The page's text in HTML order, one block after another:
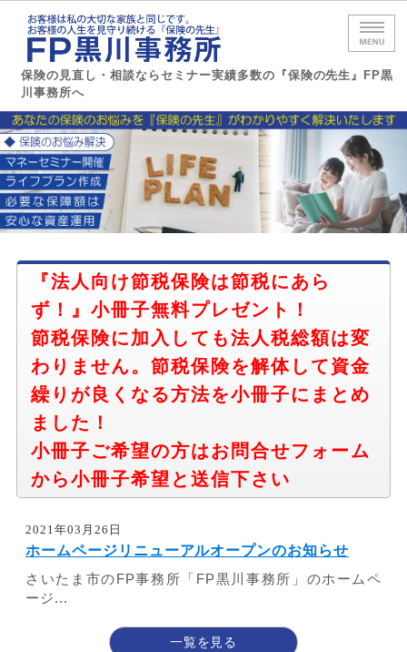
保険の見
保険の見直し・相談ならセミナー実績多数の『保険の先生』FP黒
川事務所へ
ホーム
セミナー実績
サービス内容
事務所概要
お問い合わせ
『法人向け節税保険は節税にあら
ず！』小冊子無料プレゼント！
節税保険に加入しても法人税総額は変
わりません。節税保険を解体して資金
繰りが良くなる方法を小冊子にまとめ
ました！
小冊子ご希望の方はお問合せフォーム
から小冊子希望と送信下さい
2021年03月26日
ホームページリニューアルオープンのお知らせ
さいたま市のFP事務所「FP黒川事務所」のホームペ
ージ...
一覧を見る